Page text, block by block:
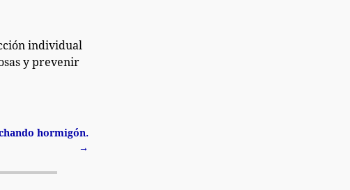
individual
y prevenir
hormigón.
→